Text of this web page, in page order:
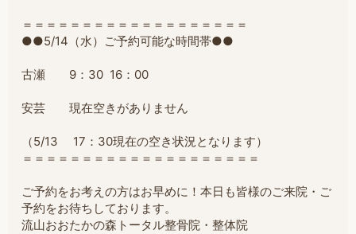
＝＝＝＝＝＝＝＝＝＝＝＝＝＝＝＝＝＝＝
●●5/14（水）ご予約可能な時間帯●●
古瀬 9：30 16：00
安芸 現在空きがありません
（5/13 17：30現在の空き状況となります）
＝＝＝＝＝＝＝＝＝＝＝＝＝＝＝＝＝＝＝＝
ご予約をお考えの方はお早めに！本日も皆様のご来院・ご
予約をお待ちしております。
流山おおたかの森トータル整骨院・整体院